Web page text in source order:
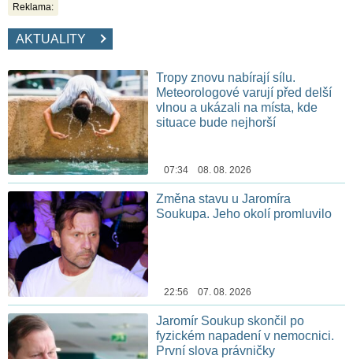
Reklama:
AKTUALITY
Tropy znovu nabírají sílu.
Meteorologové varují před delší
vlnou a ukázali na místa, kde
situace bude nejhorší
07:34 08. 08. 2026
Změna stavu u Jaromíra
Soukupa. Jeho okolí promluvilo
22:56 07. 08. 2026
Jaromír Soukup skončil po
fyzickém napadení v nemocnici.
První slova právničky